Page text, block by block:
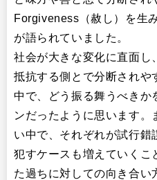
Forgiveness（赦し）を生
が語られていました。
社会が大きな変化に直面し
抵抗する側とで分断されや
中で、どう振る舞うべきか
ンだったように思います。
い中で、それぞれが試行錯
犯すケースも増えていくこ
た過ちに対しての向き合い